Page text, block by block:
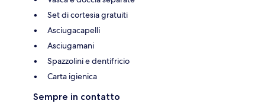
Set di cortesia gratuiti
Asciugacapelli
Asciugamani
Spazzolini e dentifricio
Carta igienica
Sempre in contatto